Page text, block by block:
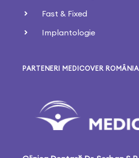
Fast & Fixed
Implantologie
PARTENERI MEDICOVER ROMÂNIA